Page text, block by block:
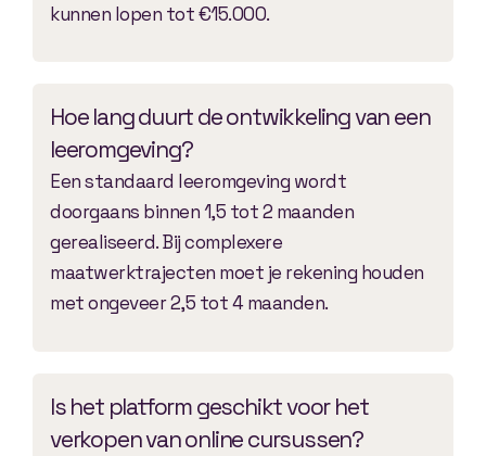
kunnen lopen tot €15.000.
Hoe lang duurt de ontwikkeling van een
leeromgeving?
Een standaard leeromgeving wordt
doorgaans binnen 1,5 tot 2 maanden
gerealiseerd. Bij complexere
maatwerktrajecten moet je rekening houden
met ongeveer 2,5 tot 4 maanden.
Is het platform geschikt voor het
verkopen van online cursussen?